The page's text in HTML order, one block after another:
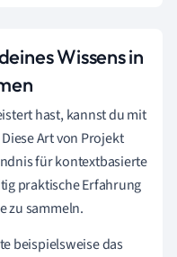
Wissens in
hast, kannst du mit
Art von Projekt
für kontextbasierte
praktische Erfahrung
zu sammeln.
beispielsweise das